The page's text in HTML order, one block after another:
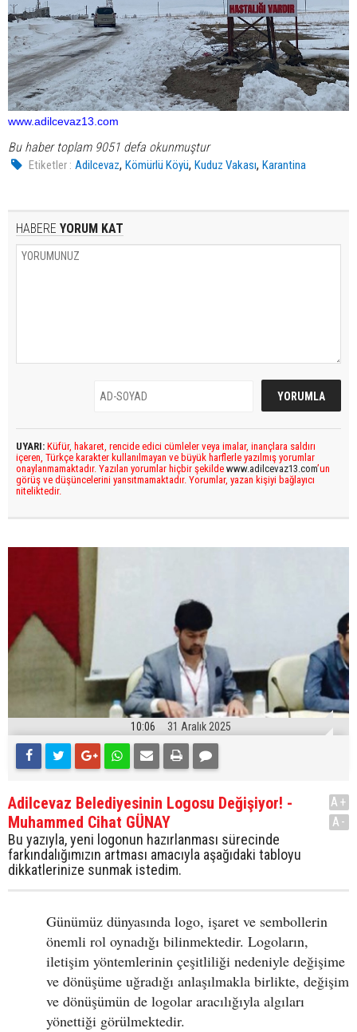
www.adilcevaz13.com
Bu haber toplam 9051 defa okunmuştur
Etiketler : Adilcevaz,Kömürlü Köyü,Kuduz Vakası,Karantina
HABERE YORUM KAT
UYARI: Küfür, hakaret, rencide edici cümleler veya imalar, inançlara saldırı
içeren, Türkçe karakter kullanılmayan ve büyük harflerle yazılmış yorumlar
onaylanmamaktadır. Yazılan yorumlar hiçbir şekilde www.adilcevaz13.com’un
görüş ve düşüncelerini yansıtmamaktadır. Yorumlar, yazan kişiyi bağlayıcı
niteliktedir.
10:06 31 Aralık 2025
Adilcevaz Belediyesinin Logosu Değişiyor! -
Muhammed Cihat GÜNAY
Bu yazıyla, yeni logonun hazırlanması sürecinde
farkındalığımızın artması amacıyla aşağıdaki tabloyu
dikkatlerinize sunmak istedim.
A+
A-
Günümüz dünyasında logo, işaret ve sembollerin
önemli rol oynadığı bilinmektedir. Logoların,
iletişim yöntemlerinin çeşitliliği nedeniyle değişime
ve dönüşüme uğradığı anlaşılmakla birlikte, değişim
ve dönüşümün de logolar aracılığıyla algıları
yönettiği görülmektedir.